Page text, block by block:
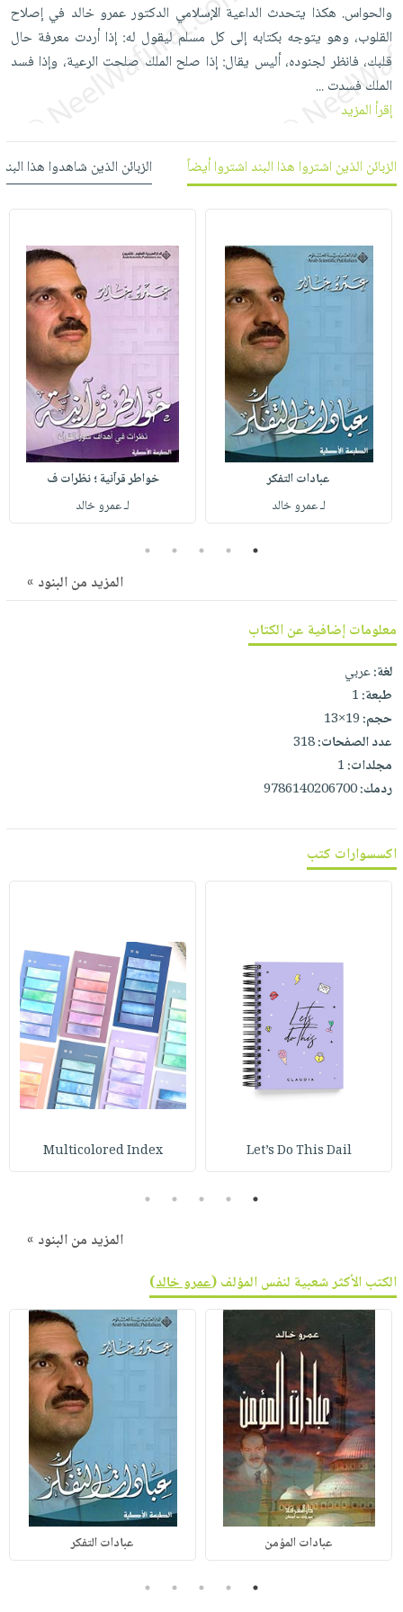
العناية
بالأسنان
الحمية
والتغذية
أدوات
المائدة
الأوعية
والتخزين
الأكثر
مبيعاً
العودة
للمدارس
اكسسوارات
كتب
اكسسوارات
منزلية
ملابس
مطرزات
صابون
أطفال
مناسبات
شحن
مجاني
مختارة
اشتراكات
كل
الاشتراكات
صندوق
القراءة
iKitab
بلا
حدود
بحث
متقدم
وفرات
فيديوهات
أسئلة
خدمات
انشر
كتابك
تواصل
معنا
الأمنيات
عربة
التسوق
الإصدارات
والحواس. هكذا يتحدث الداعية الإسلامي الدكتور عمرو خالد في إصلاح
القلوب، وهو يتوجه بكتابه إلى كل مسلم ليقول له: إذا أردت معرفة حال
قلبك، فانظر لجنوده، أليس يقال: إذا صلح الملك صلحت الرعية، وإذا فسد
الملك فسدت...
إقرأ المزيد
الزبائن الذين اشتروا هذا البند اشتروا أيضاً الزبائن الذين شاهدوا هذا
عبادات التفكر
لـ عمرو خالد
خواطر قرآنية ؛ نظرات ف
لـ عمرو خالد
1
2
3
4
5
المزيد من البنود »
معلومات إضافية عن الكتاب
لغة:عربي
طبعة:1
حجم:19×13
عدد الصفحات:318
مجلدات:1
ردمك:9786140206700
اكسسوارات كتب
Let’s Do This Dail
Multicolored Index
1
2
3
4
5
المزيد من البنود »
الكتب الأكثر شعبية لنفس المؤلف (عمرو خالد)
عبادات المؤمن عبادات التفكر
1
2
3
4
5